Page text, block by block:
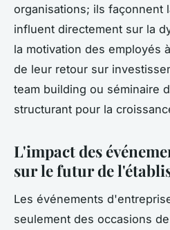
organisations; ils façonnent
influent directement sur la
la motivation des employés
de leur retour sur
team building ou séminaire
structurant pour la
L'impact des
sur le futur de
Les événements
seulement des occasions